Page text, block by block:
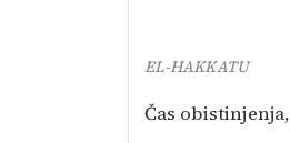
EL-HAKKATU
Čas obistinjenja,